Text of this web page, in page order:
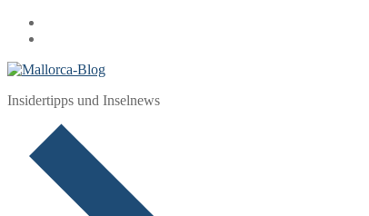
Zum
Inhalt
Menü
Schließen
Insidertipps und Inselnews